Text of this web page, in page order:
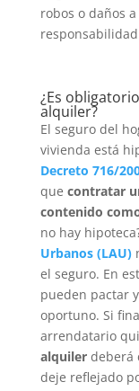
robos o daños
¿Es
alquiler?
El seguro del
vivienda está
Decreto 716/
que contratar
contenido
no hay
Urbanos (LAU)
el seguro. En
pueden pactar
oportuno. Si
arrendatario
alquilerdeberá
deje reflejado